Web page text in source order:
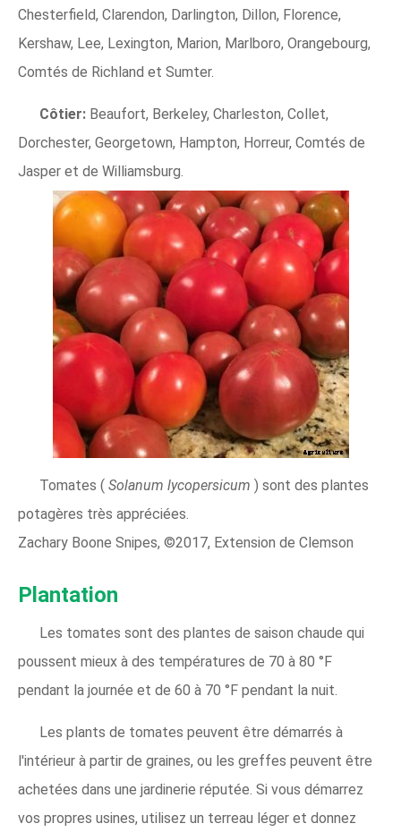
Chesterfield, Clarendon, Darlington, Dillon, Florence,
Kershaw, Lee, Lexington, Marion, Marlboro, Orangebourg,
Comtés de Richland et Sumter.
Côtier: Beaufort, Berkeley, Charleston, Collet,
Dorchester, Georgetown, Hampton, Horreur, Comtés de
Jasper et de Williamsburg.
Tomates ( Solanum lycopersicum ) sont des plantes
potagères très appréciées.
Zachary Boone Snipes, ©2017, Extension de Clemson
Plantation
Les tomates sont des plantes de saison chaude qui
poussent mieux à des températures de 70 à 80 °F
pendant la journée et de 60 à 70 °F pendant la nuit.
Les plants de tomates peuvent être démarrés à
l'intérieur à partir de graines, ou les greffes peuvent être
achetées dans une jardinerie réputée. Si vous démarrez
vos propres usines, utilisez un terreau léger et donnez